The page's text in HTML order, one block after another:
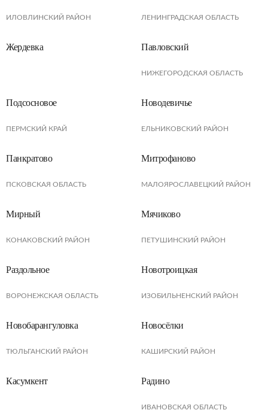
ИЛОВЛИНСКИЙ РАЙОН ЛЕНИНГРАДСКАЯ ОБЛАСТЬ
Жердевка Павловский
НИЖЕГОРОДСКАЯ ОБЛАСТЬ
Подсосновое
ПЕРМСКИЙ КРАЙ
Новодевичье
ЕЛЬНИКОВСКИЙ РАЙОН
Панкратово
ПСКОВСКАЯ ОБЛАСТЬ
Митрофаново
МАЛОЯРОСЛАВЕЦКИЙ РАЙОН
Мирный
КОНАКОВСКИЙ РАЙОН
Мячиково
ПЕТУШИНСКИЙ РАЙОН
Раздольное
ВОРОНЕЖСКАЯ ОБЛАСТЬ
Новотроицкая
ИЗОБИЛЬНЕНСКИЙ РАЙОН
Новобарангуловка
ТЮЛЬГАНСКИЙ РАЙОН
Новосёлки
КАШИРСКИЙ РАЙОН
Касумкент Радино
ИВАНОВСКАЯ ОБЛАСТЬ